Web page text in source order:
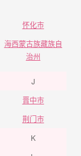
怀化市
海西蒙古族藏族自
治州
J
晋中市
荆门市
K